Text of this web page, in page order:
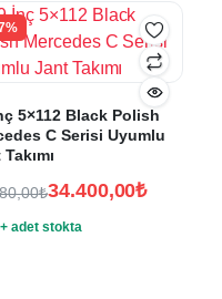
5×112 Black Polish
C Serisi Uyumlu
₺34.400,00₺
adet stokta